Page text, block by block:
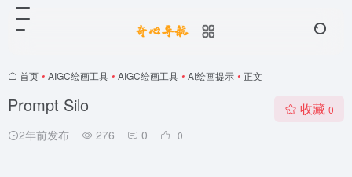
首页 • AIGC绘画工具 • AIGC绘画工具 • AI绘画提示 • 正文
Prompt Silo
2年前发布 276 0 0
收藏 0